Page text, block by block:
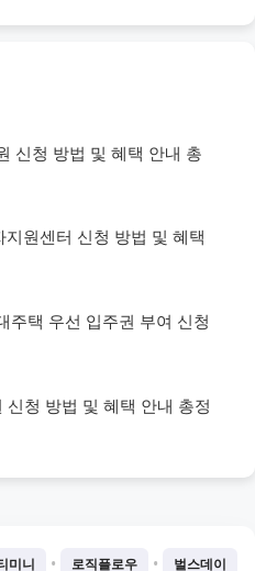
신청 방법 및 혜택 안내 총
원센터 신청 방법 및 혜택
주택 우선 입주권 부여 신청
청 방법 및 혜택 안내 총정
미니 • 로직플로우 • 벌스데이